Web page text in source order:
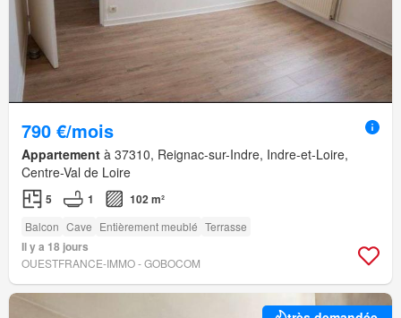
790 €/mois
Appartement à 37310, Reignac-sur-Indre, Indre-et-Loire,
Centre-Val de Loire
5 1 102 m²
Balcon Cave Entièrement meublé Terrasse
Il y a 18 jours
OUESTFRANCE-IMMO - GOBOCOM